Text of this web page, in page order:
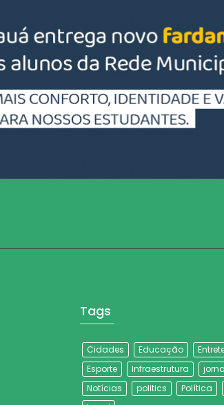
Tags
Cidades Educação
Esporte
Infraestrutura
Notícias
politics
Política